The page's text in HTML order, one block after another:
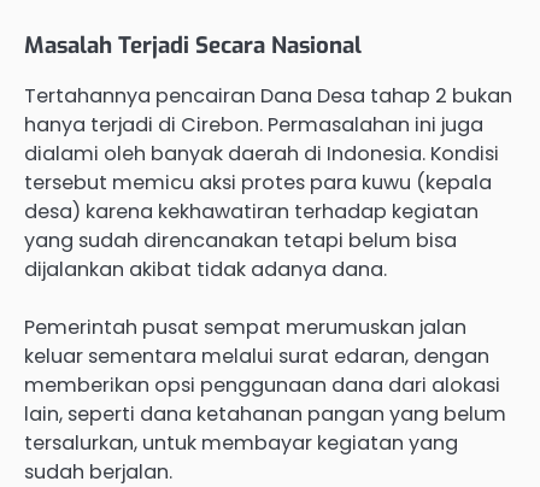
Masalah Terjadi Secara Nasional
Tertahannya pencairan Dana Desa tahap 2 bukan
hanya terjadi di Cirebon. Permasalahan ini juga
dialami oleh banyak daerah di Indonesia. Kondisi
tersebut memicu aksi protes para kuwu (kepala
desa) karena kekhawatiran terhadap kegiatan
yang sudah direncanakan tetapi belum bisa
dijalankan akibat tidak adanya dana.
Pemerintah pusat sempat merumuskan jalan
keluar sementara melalui surat edaran, dengan
memberikan opsi penggunaan dana dari alokasi
lain, seperti dana ketahanan pangan yang belum
tersalurkan, untuk membayar kegiatan yang
sudah berjalan.